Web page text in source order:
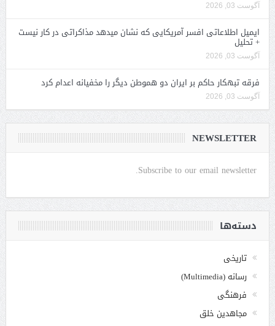
آگوست 03, 2026
ایمیل اطلاعاتی افسر آمریکایی که نشان میدهد مذاکراتی در کار نیست
+ تحلیل
آگوست 03, 2026
فرقه تبهکار حاکم بر ایران دو هموطن دیگر را مخفیانه اعدام کرد
آگوست 03, 2026
NEWSLETTER
Subscribe to our email newsletter.
دسته‌ها
تاریخی
رسانه (Multimedia)
فرهنگی
مجاهدین خلق